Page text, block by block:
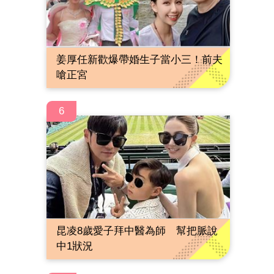
姜厚任新歡爆帶婚生子當小三！前夫
嗆正宮
6
昆凌8歲愛子拜中醫為師 幫把脈說
中1狀況